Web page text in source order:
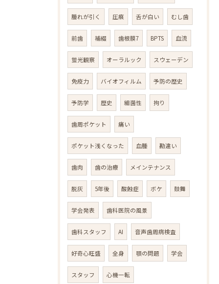
腫れが引く 圧痕 舌が白い むし歯
前歯 補綴 歯根膜7 BPTS 血流
蛍光観察 オーラルック スウェーデン
免疫力 バイオフィルム 予防の歴史
予防学 歴史 細菌性 拘り
歯周ポケット 痛い
ポケット浅くなった 血腫 勘違い
歯肉 歯の治療 メインテナンス
脱灰 5年後 酸蝕症 ボケ 鼓舞
学会発表 歯科医院の風景
歯科スタッフ AI 音声歯周病検査
好奇心旺盛 全身 顎の問題 学会
スタッフ 心機一転